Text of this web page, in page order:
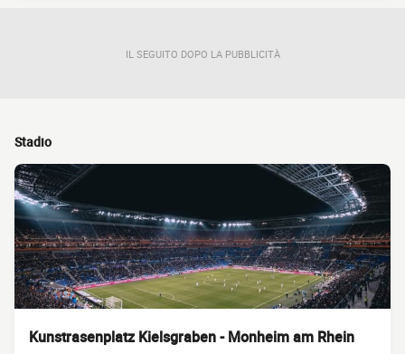
IL SEGUITO DOPO LA PUBBLICITÀ
Stadio
Kunstrasenplatz Kielsgraben - Monheim am Rhein